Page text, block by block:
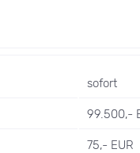
sofort
99.500,-
75,- EUR